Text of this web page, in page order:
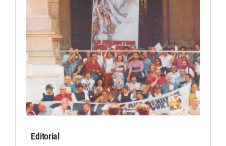
Artículos por autor
Artículos por sección
Editorial